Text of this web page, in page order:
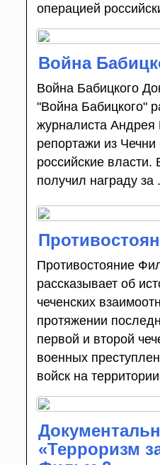
операцией
Война
Война Бабицкого
"Война Бабицкого"
журналиста Андрея
репортажи из
российские власти.
получил награду за
Противостояние
рассказывает об
чеченских
протяжении
первой и второй
военных
войск на
«Терроризм